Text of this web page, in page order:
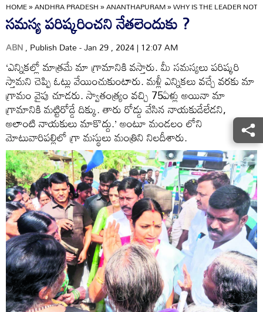
HOME»ANDHRA PRADESH»ANANTHAPURAM»WHY IS THE LEADER NOT
సమస్య పరిష్కరించని నేతలెందుకు ?
ABN, Publish Date - Jan 29 , 2024 | 12:07 AM
‘ఎన్నికల్లో మాత్రమే మా గ్రామానికి వస్తారు. మీ సమస్యలు పరిష్కరి
స్తామని చెప్పి ఓట్లు వేయించుకుంటారు. మళ్లీ ఎన్నికలు వచ్చే వరకు మా
గ్రామం వైపు చూడరు. స్వాతంత్య్రం వచ్చి 75ఏళ్లు అయినా మా
గ్రామానికి మట్టిరోడ్డే దిక్కు. తారు రోడ్డు వేసిన నాయకుడేలేడని,
అలాంటి నాయకులు మాకొద్దు.’ అంటూ మండలం లోని
మోటువారిపల్లిలో గ్రా మస్థులు మంత్రిని నిలదీశారు.